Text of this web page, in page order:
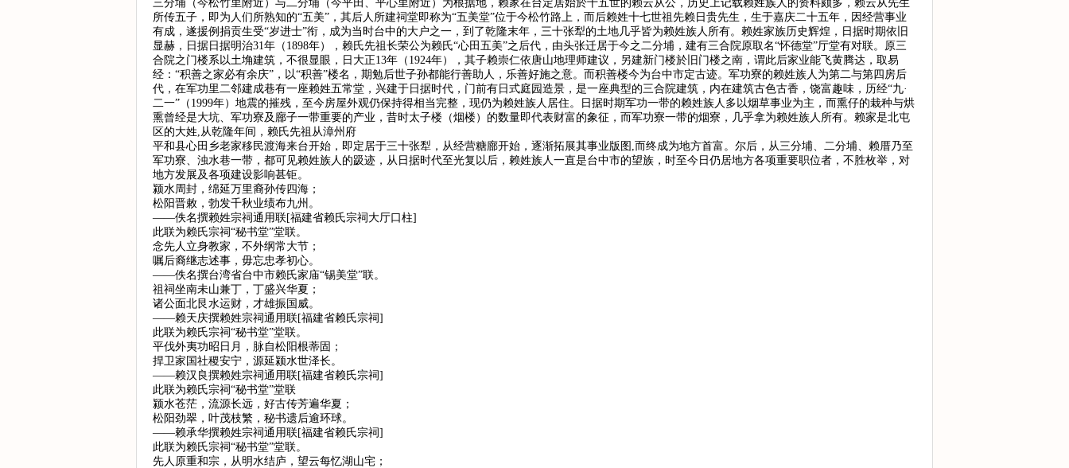
三分埔（今松竹里附近）与二分埔（今平田、平心里附近）为根据地，赖家在台定居始於十五世的赖云从公，历史上记载赖姓族人的资料颇多，赖云从先生
所传五子，即为人们所熟知的“五美”，其后人所建祠堂即称为“五美堂”位于今松竹路上，而后赖姓十七世祖先赖日贵先生，生于嘉庆二十五年，因经营事业
有成，遂援例捐贡生受“岁进士”衔，成为当时台中的大户之一，到了乾隆末年，三十张犁的土地几乎皆为赖姓族人所有。赖姓家族历史辉煌，日据时期依旧
显赫，日据日据明治31年（1898年），赖氏先祖长荣公为赖氏“心田五美”之后代，由头张迁居于今之二分埔，建有三合院原取名“怀德堂”厅堂有对联。原三
合院之门楼系以土埆建筑，不很显眼，日大正13年（1924年），其子赖崇仁依唐山地理师建议，另建新门楼於旧门楼之南，谓此后家业能飞黄腾达，取易
经：“积善之家必有余庆”，以“积善”楼名，期勉后世子孙都能行善助人，乐善好施之意。而积善楼今为台中市定古迹。军功寮的赖姓族人为第二与第四房后
代，在军功里二邻建成巷有一座赖姓五常堂，兴建于日据时代，门前有日式庭园造景，是一座典型的三合院建筑，内在建筑古色古香，饶富趣味，历经“九·
二一”（1999年）地震的摧残，至今房屋外观仍保持得相当完整，现仍为赖姓族人居住。日据时期军功一带的赖姓族人多以烟草事业为主，而熏仔的栽种与烘
熏曾经是大坑、军功寮及廍子一带重要的产业，昔时太子楼（烟楼）的数量即代表财富的象征，而军功寮一带的烟寮，几乎拿为赖姓族人所有。赖家是北屯
区的大姓,从乾隆年间，赖氏先祖从漳州府
平和县心田乡老家移民渡海来台开始，即定居于三十张犁，从经营糖廍开始，逐渐拓展其事业版图,而终成为地方首富。尔后，从三分埔、二分埔、赖厝乃至
军功寮、浊水巷一带，都可见赖姓族人的趿迹，从日据时代至光复以后，赖姓族人一直是台中市的望族，时至今日仍居地方各项重要职位者，不胜枚举，对
地方发展及各项建设影响甚钜。
颍水周封，绵延万里裔孙传四海；
松阳晋敕，勃发千秋业绩布九州。
——佚名撰赖姓宗祠通用联[福建省赖氏宗祠大厅口柱]
此联为赖氏宗祠“秘书堂”堂联。
念先人立身教家，不外纲常大节；
嘱后裔继志述事，毋忘忠孝初心。
——佚名撰台湾省台中市赖氏家庙“锡美堂”联。
祖祠坐南未山兼丁，丁盛兴华夏；
诸公面北艮水运财，才雄振国威。
——赖天庆撰赖姓宗祠通用联[福建省赖氏宗祠]
此联为赖氏宗祠“秘书堂”堂联。
平伐外夷功昭日月，脉自松阳根蒂固；
捍卫家国社稷安宁，源延颍水世泽长。
——赖汉良撰赖姓宗祠通用联[福建省赖氏宗祠]
此联为赖氏宗祠“秘书堂”堂联
颍水苍茫，流源长远，好古传芳遍华夏；
松阳劲翠，叶茂枝繁，秘书遗后逾环球。
——赖承华撰赖姓宗祠通用联[福建省赖氏宗祠]
此联为赖氏宗祠“秘书堂”堂联。
先人原重和宗，从明水结庐，望云每忆湖山宅；